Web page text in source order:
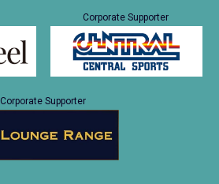
Corporate Supporter
Corporate Supporter